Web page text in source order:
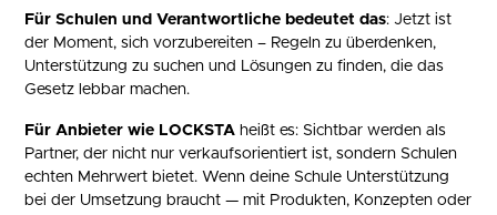
Für Schulen und Verantwortliche bedeutet das: Jetzt ist
der Moment, sich vorzubereiten – Regeln zu überdenken,
Unterstützung zu suchen und Lösungen zu finden, die das
Gesetz lebbar machen.
Für Anbieter wie LOCKSTA heißt es: Sichtbar werden als
Partner, der nicht nur verkaufsorientiert ist, sondern Schulen
echten Mehrwert bietet. Wenn deine Schule Unterstützung
bei der Umsetzung braucht — mit Produkten, Konzepten oder